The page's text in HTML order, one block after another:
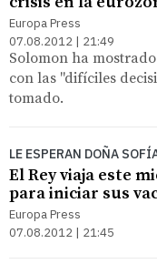
Europa Press
07.08.2012 | 21:49
Solomon ha
con las "difíciles
tomado.
LE ESPERAN DOÑA
El Rey viaja este
para iniciar sus
Europa Press
07.08.2012 | 21:45